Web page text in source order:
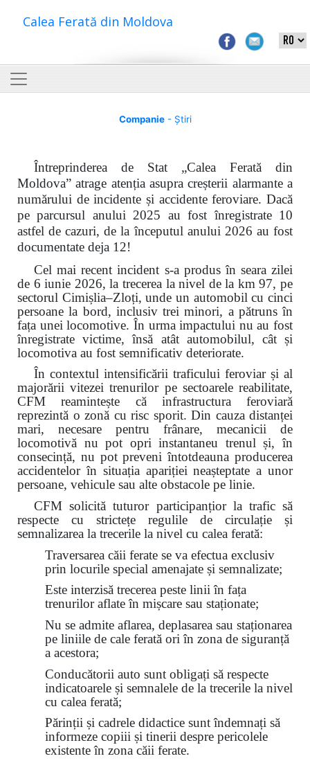
Calea Ferată din Moldova
Companie- Știri
Întreprinderea de Stat „Calea Ferată din
Moldova” atrage atenția asupra creșterii alarmante a
numărului de incidente și accidente feroviare. Dacă
pe parcursul anului 2025 au fost înregistrate 10
astfel de cazuri, de la începutul anului 2026 au fost
documentate deja 12!
Cel mai recent incident s-a produs în seara zilei
de 6 iunie 2026, la trecerea la nivel de la km 97, pe
sectorul Cimișlia–Zloți, unde un automobil cu cinci
persoane la bord, inclusiv trei minori, a pătruns în
fața unei locomotive. În urma impactului nu au fost
înregistrate victime, însă atât automobilul, cât și
locomotiva au fost semnificativ deteriorate.
În contextul intensificării traficului feroviar și al
majorării vitezei trenurilor pe sectoarele reabilitate,
CFM reamintește că infrastructura feroviară
reprezintă o zonă cu risc sporit. Din cauza distanței
mari, necesare pentru frânare, mecanicii de
locomotivă nu pot opri instantaneu trenul și, în
consecință, nu pot preveni întotdeauna producerea
accidentelor în situația apariției neașteptate a unor
persoane, vehicule sau alte obstacole pe linie.
CFM solicită tuturor participanțior la trafic să
respecte cu strictețe regulile de circulație și
semnalizarea la trecerile la nivel cu calea ferată:
Traversarea căii ferate se va efectua exclusiv
prin locurile special amenajate și semnalizate;
Este interzisă trecerea peste linii în fața
trenurilor aflate în mișcare sau staționate;
Nu se admite aflarea, deplasarea sau staționarea
pe liniile de cale ferată ori în zona de siguranță
a acestora;
Conducătorii auto sunt obligați să respecte
indicatoarele și semnalele de la trecerile la nivel
cu calea ferată;
Părinții și cadrele didactice sunt îndemnați să
informeze copiii și tinerii despre pericolele
existente în zona căii ferate.